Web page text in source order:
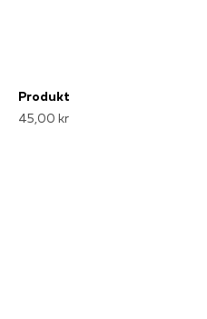
Produkt
45,00 kr